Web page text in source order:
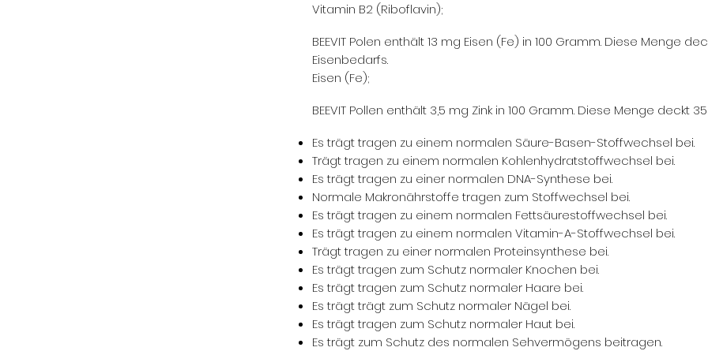
Vitamin B2 (Riboflavin);
BEEVIT Polen enthält 13 mg Eisen (Fe) in 100 Gramm. Diese Menge
Eisenbedarfs.
Eisen (Fe);
BEEVIT Pollen enthält 3,5 mg Zink in 100 Gramm. Diese Menge deckt
Es trägt​​tragen zu einem normalen Säure-Basen-Stoffwechsel bei.
Trägt​​tragen zu einem normalen Kohlenhydratstoffwechsel bei.
Es trägt​​tragen zu einer normalen DNA-Synthese bei.
Normale Makronährstoffe tragen zum Stoffwechsel bei.
Es trägt​​tragen zu einem normalen Fettsäurestoffwechsel bei.
Es trägt​​tragen zu einem normalen Vitamin-A-Stoffwechsel bei.
Trägt​​tragen zu einer normalen Proteinsynthese bei.
Es trägt​​tragen zum Schutz normaler Knochen bei.
Es trägt​​tragen zum Schutz normaler Haare bei.
Es trägt​​trägt zum Schutz normaler Nägel bei.
Es trägt​​tragen zum Schutz normaler Haut bei.
Es trägt zum Schutz des normalen Sehvermögens beitragen.